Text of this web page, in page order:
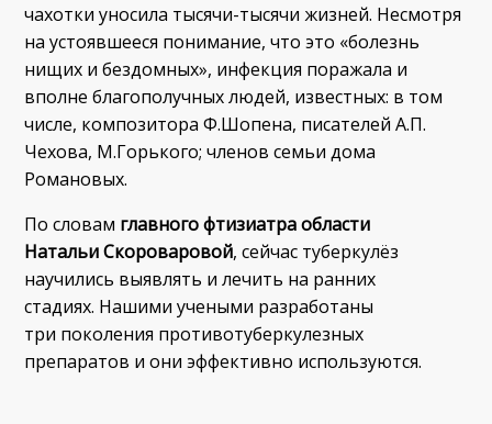
чахотки уносила тысячи-тысячи жизней. Несмотря
на устоявшееся понимание, что это «болезнь
нищих и бездомных», инфекция поражала и
вполне благополучных людей, известных: в том
числе, композитора Ф.Шопена, писателей А.П.
Чехова, М.Горького; членов семьи дома
Романовых.
По словам главного фтизиатра области
НатальиСкороваровой, сейчас туберкулёз
научились выявлять и лечить на ранних
стадиях. Нашими учеными разработаны
три поколения противотуберкулезных
препаратов и они эффективно используются.